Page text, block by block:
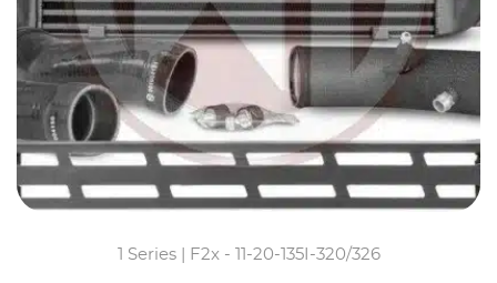
1 Series | F2x - 11-20-135I-320/326